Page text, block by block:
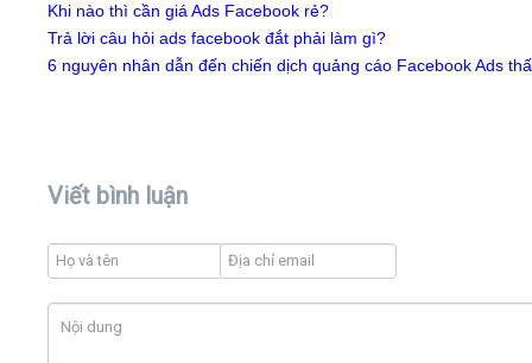
Khi nào thì cần giá Ads Facebook rẻ?
Trả lời câu hỏi ads facebook đắt phải làm gì?
6 nguyên nhân dẫn đến chiến dịch quảng cáo Facebook Ads
Viết bình luận